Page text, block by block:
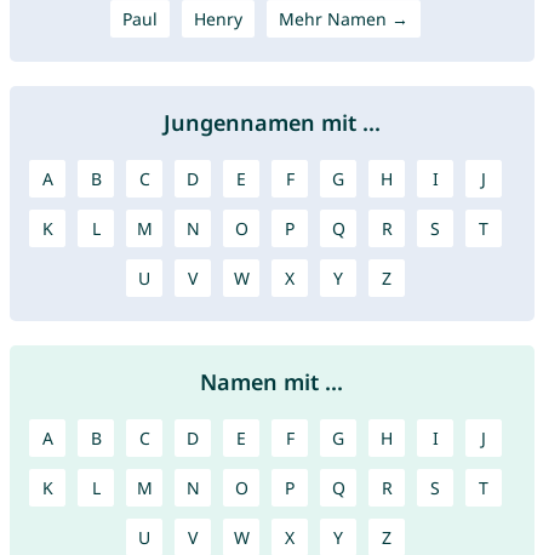
Paul Henry Mehr Namen →
Jungennamen mit ...
A B C D E F G H I J
K L M N O P Q R S T
U V W X Y Z
Namen mit ...
A B C D E F G H I J
K L M N O P Q R S T
U V W X Y Z